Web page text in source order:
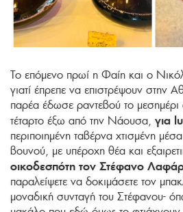
Το επόμενο πρωί η Φαίη και ο
γιατί έπρεπε να επιστρέψουν στην
παρέα έδωσε ραντεβού το
τέταρτο έξω από την Νάουσα, για
περιποιημένη ταβέρνα χτισμένη
βουνού, με υπέροχη θέα και
οικοδεσπότη τον Στέφανο
παραλείψετε να δοκιμάσετε τον
μοναδική συνταγή του Στέφανου-